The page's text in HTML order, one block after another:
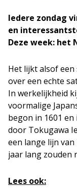
Iedere zondag
en
Deze week: het
Het lijkt alsof
over een echte
In werkelijkheid
voormalige
begon in 1601
door Tokugawa
een lange lijn van
jaar lang zouden
Lees ook: